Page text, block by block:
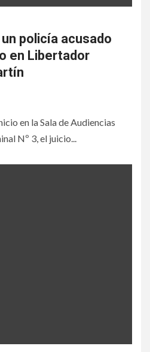
policía acusado
en Libertador
en la Sala de Audiencias
Nº 3, el juicio...